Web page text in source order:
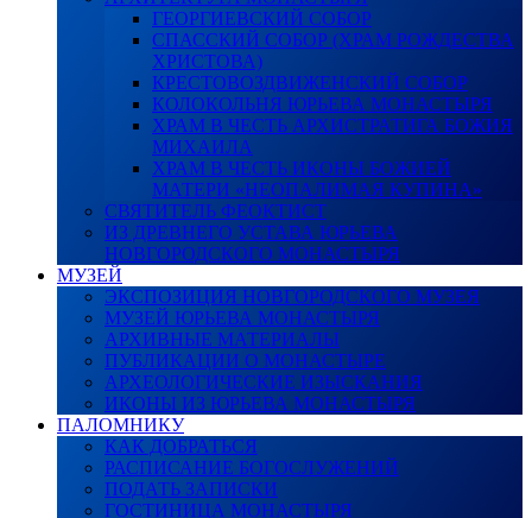
ГЕОРГИЕВСКИЙ СОБОР
СПАССКИЙ СОБОР (ХРАМ РОЖДЕСТВА
ХРИСТОВА)
КРЕСТОВОЗДВИЖЕНСКИЙ СОБОР
КОЛОКОЛЬНЯ ЮРЬЕВА МОНАСТЫРЯ
ХРАМ В ЧЕСТЬ АРХИСТРАТИГА БОЖИЯ
МИХАИЛА
ХРАМ В ЧЕСТЬ ИКОНЫ БОЖИЕЙ
МАТЕРИ «НЕОПАЛИМАЯ КУПИНА»
СВЯТИТЕЛЬ ФЕОКТИСТ
ИЗ ДРЕВНЕГО УСТАВА ЮРЬЕВА
НОВГОРОДСКОГО МОНАСТЫРЯ
МУЗЕЙ
ЭКСПОЗИЦИЯ НОВГОРОДСКОГО МУЗЕЯ
МУЗЕЙ ЮРЬЕВА МОНАСТЫРЯ
АРХИВНЫЕ МАТЕРИАЛЫ
ПУБЛИКАЦИИ О МОНАСТЫРЕ
АРХЕОЛОГИЧЕСКИЕ ИЗЫСКАНИЯ
ИКОНЫ ИЗ ЮРЬЕВА МОНАСТЫРЯ
ПАЛОМНИКУ
КАК ДОБРАТЬСЯ
РАСПИСАНИЕ БОГОСЛУЖЕНИЙ
ПОДАТЬ ЗАПИСКИ
ГОСТИНИЦА МОНАСТЫРЯ